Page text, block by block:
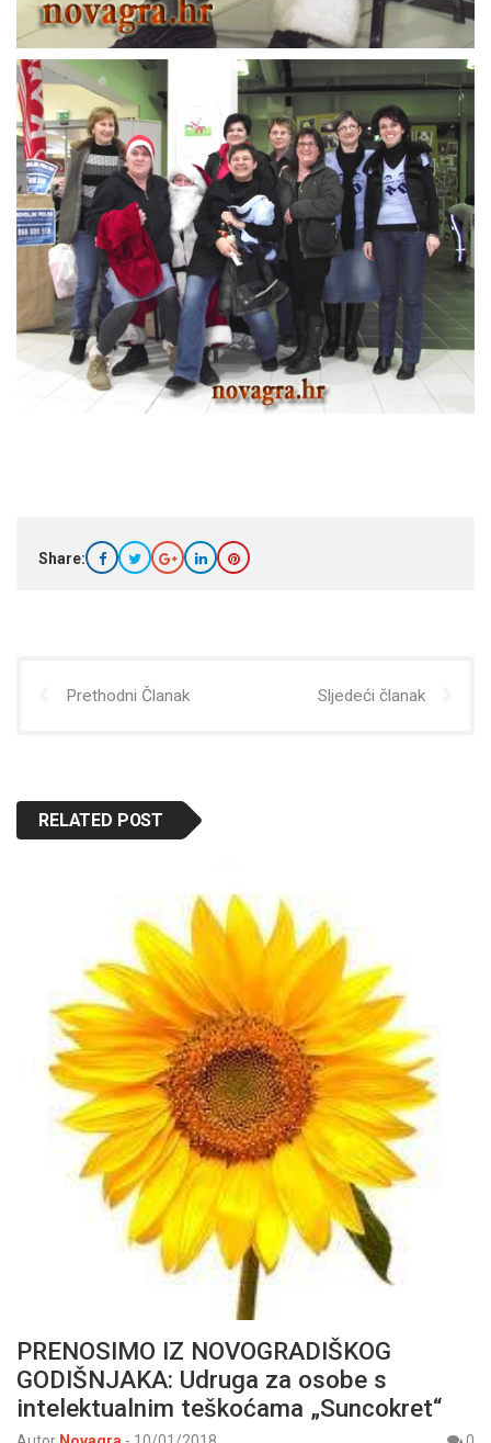
Share:
Prethodni Članak Sljedeći članak
RELATED POST
PRENOSIMO IZ NOVOGRADIŠKOG
GODIŠNJAKA: Udruga za osobe s
intelektualnim teškoćama „Suncokret“